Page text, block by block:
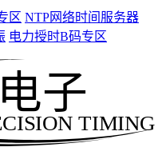
区 NTP网络时间服务器
电力授时B码专区
TIMING
子